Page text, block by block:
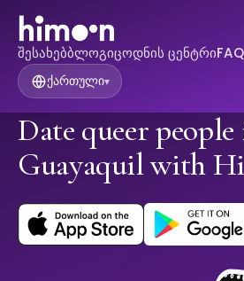
შესახებბლოგიცოდნის ცენტრიFAQ
ქართული▾
Date queer
Guayaquil with